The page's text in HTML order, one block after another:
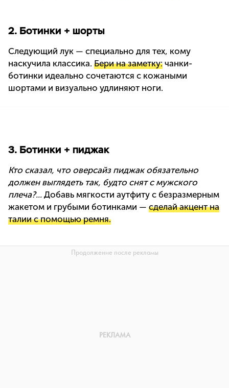
2. Ботинки + шорты
Следующий лук — специально для тех, кому
наскучила классика. Бери на заметку: чанки-
ботинки идеально сочетаются с кожаными
шортами и визуально удлиняют ноги.
3. Ботинки + пиджак
Кто сказал, что оверсайз пиджак обязательно
должен выглядеть так, будто снят с мужского
плеча?... Добавь мягкости аутфиту с безразмерным
жакетом и грубыми ботинками — сделай акцент на
талии с помощью ремня.